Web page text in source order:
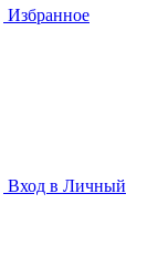
Избранное
Вход в Личный